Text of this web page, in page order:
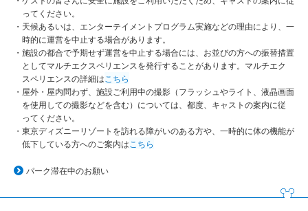
ってください。
天候あるいは、エンターテイメントプログラム実施などの理由により、一
時的に運営を中止する場合があります。
施設の都合で予期せず運営を中止する場合には、お並びの方への振替措置
としてマルチエクスペリエンスを発行することがあります。マルチエク
スペリエンスの詳細は こちら
屋外・屋内問わず、施設ご利用中の撮影（フラッシュやライト、液晶画面
を使用しての撮影などを含む）については、都度、キャストの案内に従
ってください。
東京ディズニーリゾートを訪れる障がいのある方や、一時的に体の機能が
低下している方へのご案内は こちら
パーク滞在中のお願い